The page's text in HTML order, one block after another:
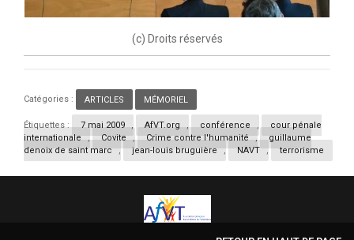
(c) Droits réservés
Catégories : ARTICLES MÉMORIEL
Étiquettes : 7 mai 2009 , AfVT.org , conférence ,
cour pénale
internationale
, Covite , Crime contre l'humanité ,
guillaume
denoix de saint marc
, jean-louis bruguière , NAVT , terrorisme